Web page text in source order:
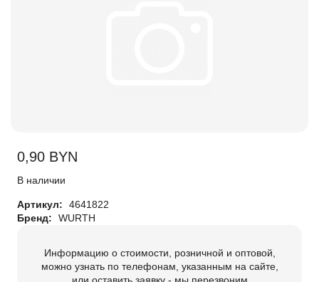
0,90 BYN
В наличии
Артикул:
4641822
Бренд:
WURTH
Информацию о стоимости, розничной и оптовой,
можно узнать по телефонам, указанным на сайте,
или оставить заявку - мы перезвоним